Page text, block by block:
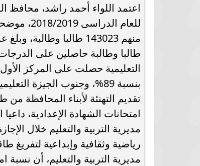
اعتمد اللواء أحمد راشد، محافظ
طالبا وطالبة حاصلين على
تقديم التهنئة لأبناء المحافظة
امتحانات الشهادة الإعدادية،
مديرية التربية والتعليم خلال
رياضية وثقافية وإبداعية لتفريغ